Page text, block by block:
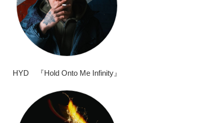
HYD 『Hold Onto Me Infinity』